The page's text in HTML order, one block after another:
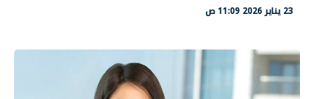
23 يناير 2026 11:09 ص